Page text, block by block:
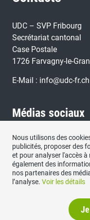
UDC – SVP Fribourg
Secrétariat cantonal
Case Postale
1726 Farvagny-le-
E-Mail : info@udc-fr.ch
Médias sociaux
Retrouvez nous sous:
Protection des
Nous utilisons des
publicités, proposer des
et pour analyser l'accès
également des
nos partenaires des
l’analyse. Voir les détails